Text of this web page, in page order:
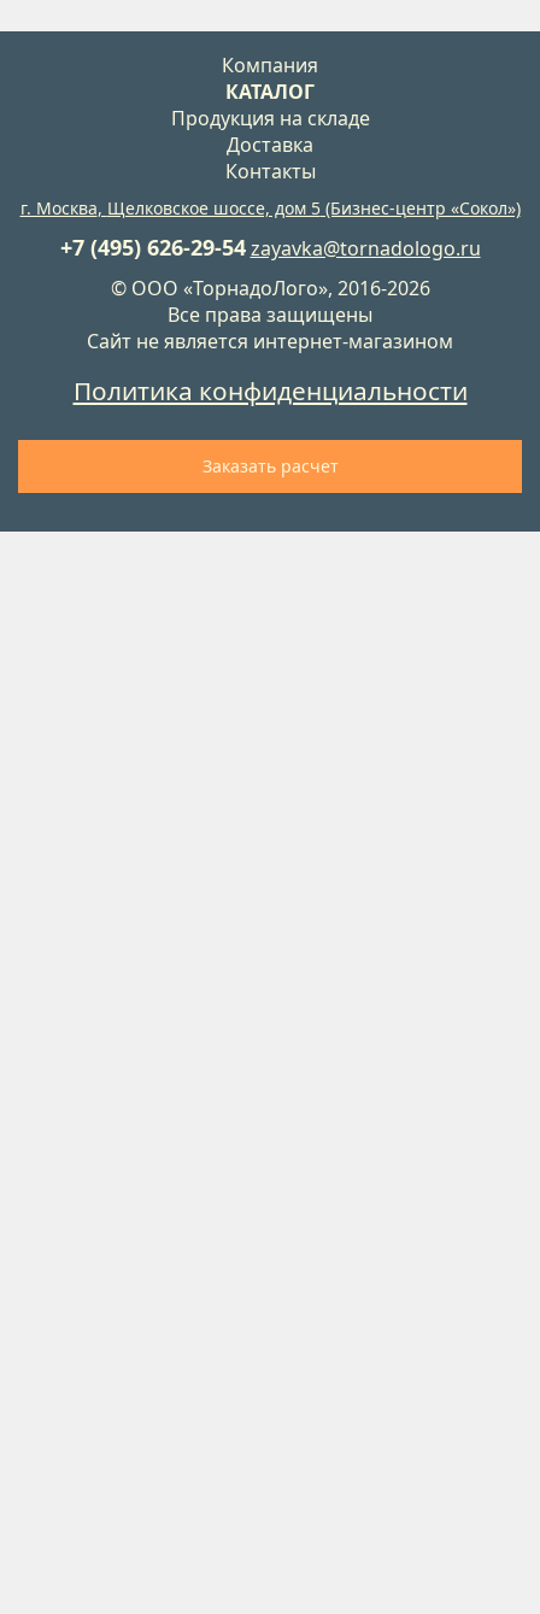
Компания
КАТАЛОГ
Продукция на складе
Доставка
Контакты
г. Москва, Щелковское шоссе, дом 5(Бизнес-центр «Сокол»)
+7 (495) 626-29-54 zayavka@tornadologo.ru
© ООО «ТорнадоЛого», 2016-2026
Все права защищены
Сайт не является интернет-магазином
Политика конфиденциальности
Заказать расчет